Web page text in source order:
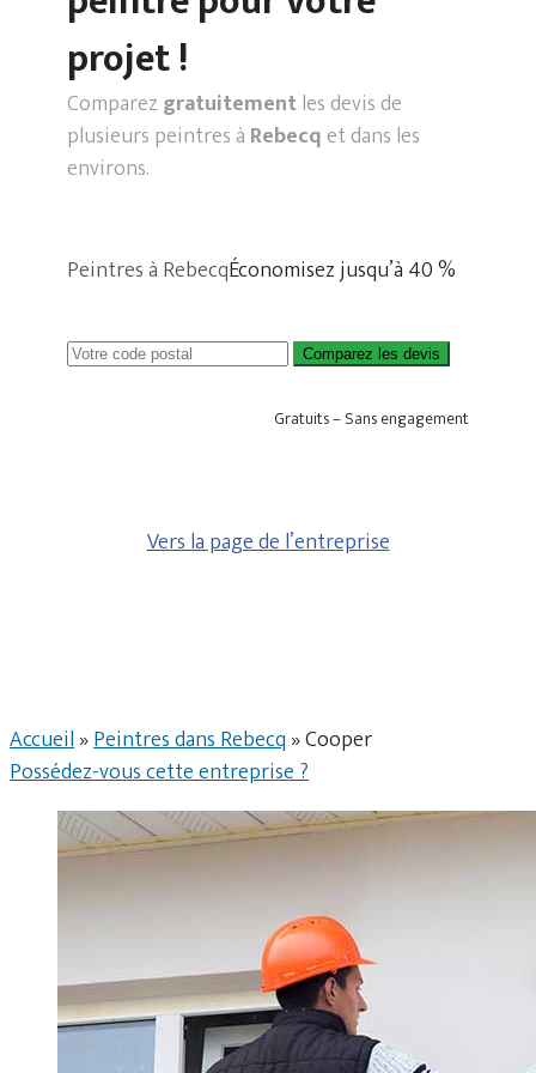
projet !
Comparez gratuitementles devis de
plusieurs peintres à Rebecqet dans les
environs.
Peintres à RebecqÉconomisez jusqu’à 40 %
Comparez les devis
Gratuits – Sans engagement
Vers la page de l’entreprise
Accueil»Peintres dans Rebecq »Cooper
Possédez-vous cette entreprise ?